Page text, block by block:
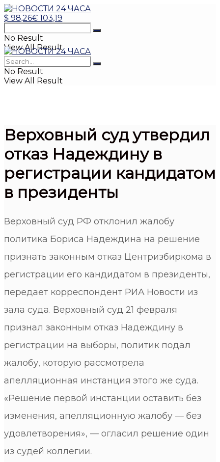
$ 98,26€ 103,19
No Result
View All Result
No Result
View All Result
Верховный суд утвердил
отказ Надеждину в
регистрации кандидатом
в президенты
Верховный суд РФ отклонил жалобу
политика Бориса Надеждина на решение
признать законным отказ Центризбиркома в
регистрации его кандидатом в президенты,
передает корреспондент РИА Новости из
зала суда. Верховный суд 21 февраля
признал законным отказ Надеждину в
регистрации на выборы, политик подал
жалобу, которую рассмотрела
апелляционная инстанция этого же суда.
«Решение первой инстанции оставить без
изменения, апелляционную жалобу — без
удовлетворения», — огласил решение один
из судей коллегии.